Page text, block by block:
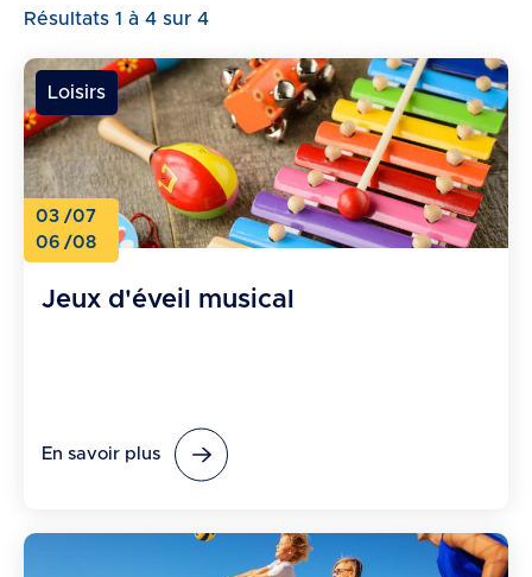
Résultats 1 à 4 sur 4
Loisirs
03 /07
06 /08
Jeux d'éveil musical
En savoir plus